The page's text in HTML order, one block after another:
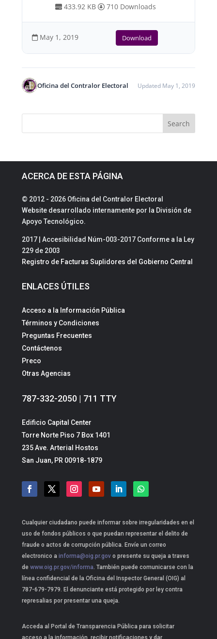
433.92 KB 710 Downloads
May 1, 2019 Download
Oficina del Contralor Electoral Updated May 1, 2019
ACERCA DE ESTA PÁGINA
© 2012 - 2026 Oficina del Contralor Electoral
Website desarrollado internamente por la División de
Apoyo Tecnológico.
2017 | Accesibilidad Núm-003-2017 Conforme a la Ley
229 de 2003
Registro de Facturas Suplidores del Gobierno Central
ENLACES ÚTILES
Acceso a la Información Pública
Términos y Condiciones
Preguntas Frecuentes
Contáctenos
Preco
Otras Agencias
787-332-2050 | 711 TTY
Edificio Capital Center
Torre Norte Piso 7 Box 1401
235 Ave. Arterial Hostos
San Juan, PR 00918-1879
Cualquier ciudadano puede informar sobre irregularidades en el
uso de fondos públicos o que puedan representar el delito de
fraude o actos de corrupción pública. Envíe un correo
electronico a informa@oig.pr.govo presente su queja a traves
dewww.oig.pr.gov/informa. También puede comunicarse con la
línea confidencial de la Oficina del Inspector General (OIG) al
787-679-7979. El denunciante está protegido por ley contra
represalias por presentar una queja.
Acceda al Portal de Transparencia Pública para solicitar
acceso a la información, recibir notificaciones y dar